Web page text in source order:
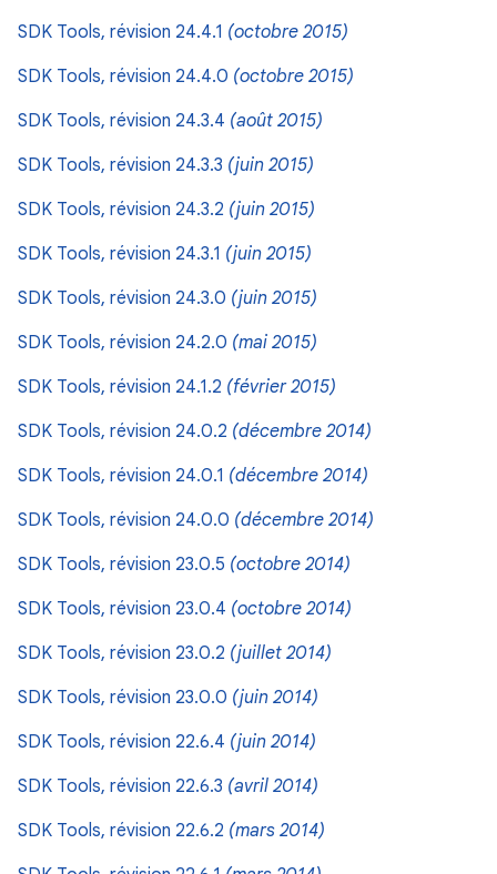
SDK Tools, révision 24.4.1 (octobre 2015)
SDK Tools, révision 24.4.0 (octobre 2015)
SDK Tools, révision 24.3.4 (août 2015)
SDK Tools, révision 24.3.3 (juin 2015)
SDK Tools, révision 24.3.2 (juin 2015)
SDK Tools, révision 24.3.1 (juin 2015)
SDK Tools, révision 24.3.0 (juin 2015)
SDK Tools, révision 24.2.0 (mai 2015)
SDK Tools, révision 24.1.2 (février 2015)
SDK Tools, révision 24.0.2 (décembre 2014)
SDK Tools, révision 24.0.1 (décembre 2014)
SDK Tools, révision 24.0.0 (décembre 2014)
SDK Tools, révision 23.0.5 (octobre 2014)
SDK Tools, révision 23.0.4 (octobre 2014)
SDK Tools, révision 23.0.2 (juillet 2014)
SDK Tools, révision 23.0.0 (juin 2014)
SDK Tools, révision 22.6.4 (juin 2014)
SDK Tools, révision 22.6.3 (avril 2014)
SDK Tools, révision 22.6.2 (mars 2014)